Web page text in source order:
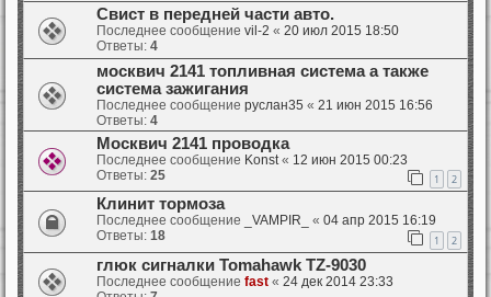
Свист в передней части авто.
Последнее сообщение vil-2 « 20 июл 2015 18:50
Ответы: 4
москвич 2141 топливная система а также
система зажигания
Последнее сообщение руслан35 « 21 июн 2015 16:56
Ответы: 4
Москвич 2141 проводка
Последнее сообщение Konst « 12 июн 2015 00:23
Ответы: 25 1 2
Клинит тормоза
Последнее сообщение _VAMPIR_ « 04 апр 2015 16:19
Ответы: 18 1 2
глюк сигналки Tomahawk TZ-9030
Последнее сообщение fast « 24 дек 2014 23:33